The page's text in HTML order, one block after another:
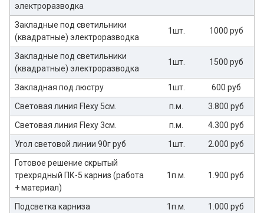
электроразводка
Закладные под светильники
(квадратные) электроразводка
1шт. 1000 руб
Закладные под светильники
(квадратные) электроразводка
1шт. 1500 руб
Закладная под люстру 1шт.
600 руб
Световая линия Flexy 5см.
п.м.
3.800 руб
Световая линия Flexy 3см.
п.м.
4.300 руб
Угол световой линии 90г руб
1шт.
2.000 руб
Готовое решение скрытый
трехрядный ПК-5 карниз (работа
+ материал)
1п.м. 1.900 руб
Подсветка карниза 1п.м.
1.000 руб